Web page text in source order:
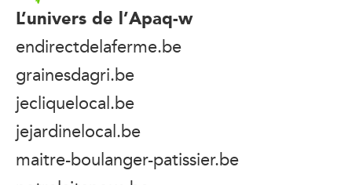
L’univers de l’Apaq-w
endirectdelaferme.be
grainesdagri.be
jecliquelocal.be
jejardinelocal.be
maitre-boulanger-patissier.be